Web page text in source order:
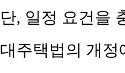
단, 일정 요건을
대주택법의 개